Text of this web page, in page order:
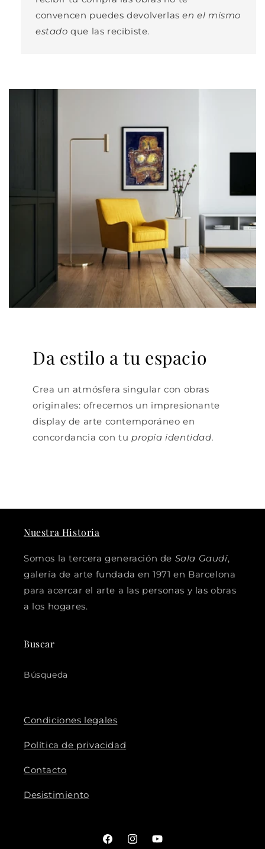
convencen puedes devolverlasen el mismo
estado que las recibiste.
Da estilo a tu espacio
Crea un atmósfera singular con obras
originales: ofrecemos un impresionante
display de arte contemporáneo en
concordancia con tu propia identidad.
Nuestra Historia
Somos la tercera generación de Sala Gaudí,
galería de arte fundada en 1971 en Barcelona
para acercar el arte a las personas y las obras
a los hogares.
Buscar
Búsqueda
Condiciones legales
Política de privacidad
Contacto
Desistimiento
FacebookInstagramYouTube